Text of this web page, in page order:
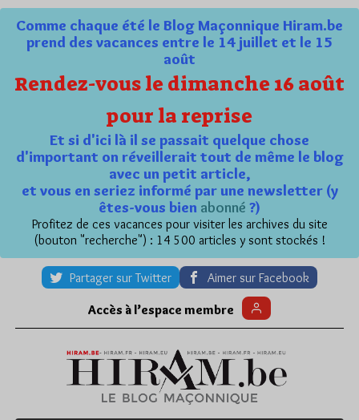
Comme chaque été le Blog Maçonnique Hiram.be
prend des vacances entre le 14 juillet et le 15
août
Rendez-vous le dimanche 16 août
pour la reprise
Et si d'ici là il se passait quelque chose
d'important on réveillerait tout de même le blog
avec un petit article,
et vous en seriez informé par une newsletter (y
êtes-vous bien abonné ?)
Profitez de ces vacances pour visiter les archives du site
(bouton "recherche") : 14 500 articles y sont stockés !
Partager sur Twitter Aimer sur Facebook
Accès à l’espace membre